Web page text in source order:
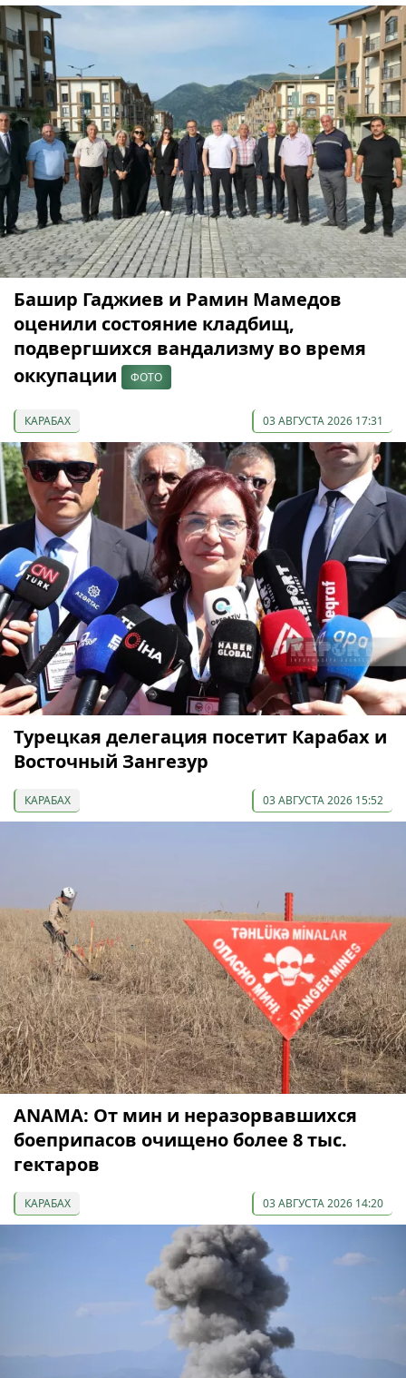
Башир Гаджиев и Рамин Мамедов
оценили состояние кладбищ,
подвергшихся вандализму во время
оккупации
ФОТО
КАРАБАХ 03 АВГУСТА 2026 17:31
Турецкая делегация посетит Карабах и
Восточный Зангезур
КАРАБАХ 03 АВГУСТА 2026 15:52
ANAMA: От мин и неразорвавшихся
боеприпасов очищено более 8 тыс.
гектаров
КАРАБАХ 03 АВГУСТА 2026 14:20